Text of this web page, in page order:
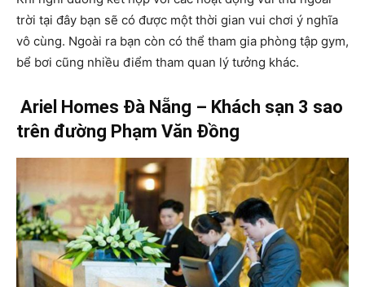
trời tại đây bạn sẽ có được một thời gian vui chơi ý nghĩa
vô cùng. Ngoài ra bạn còn có thể tham gia phòng tập gym,
bể bơi cũng nhiều điểm tham quan lý tưởng khác.
Ariel Homes Đà Nẵng – Khách sạn 3 sao
trên đường Phạm Văn Đồng